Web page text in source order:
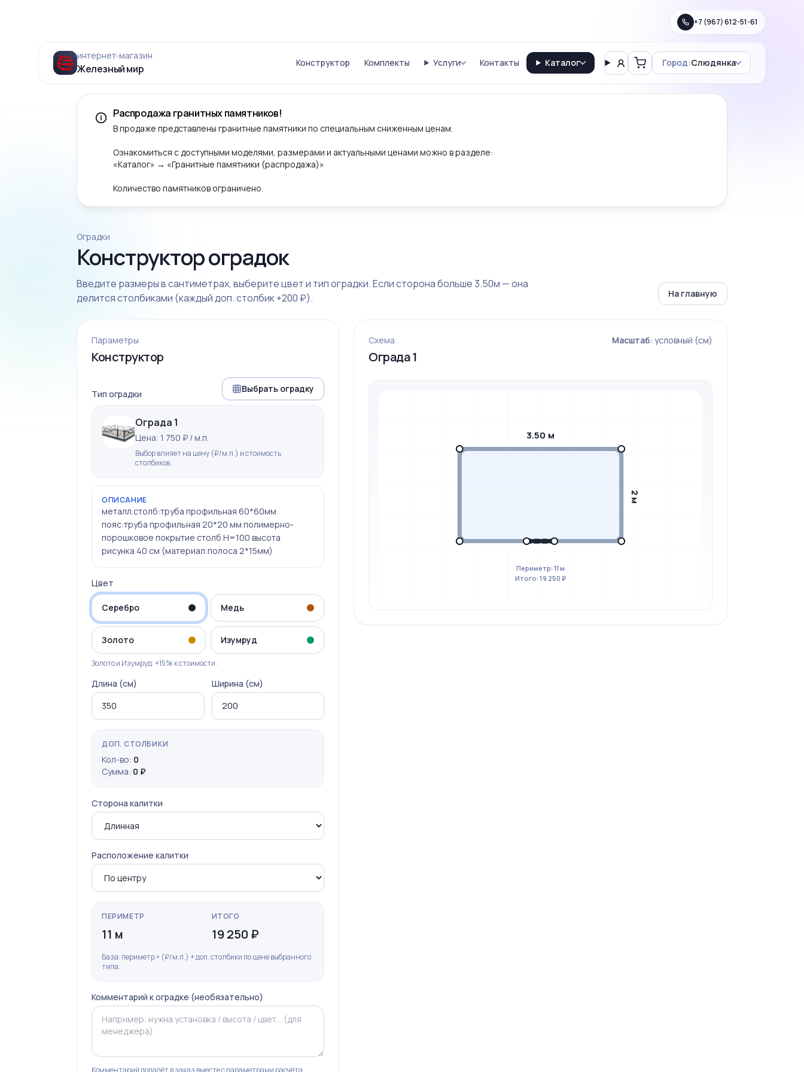
+7 (967) 612-51-61
интернет‑магазин
Железный мир Конструктор Комплекты Услуги Контакты Каталог ВходКорзинаГород:Слюдянка
Распродажа гранитных памятников!
В продаже представлены гранитные памятники по специальным сниженным ценам.
Ознакомиться с доступными моделями, размерами и актуальными ценами можно в разделе:
«Каталог» → «Гранитные памятники (распродажа)»
Количество памятников ограничено.
Оградки
Конструктор оградок
Введите размеры в сантиметрах, выберите цвет и тип оградки. Если сторона больше 3.50м — она
делится столбиками (каждый доп. столбик +200 ₽).
На главную
Параметры
Конструктор
Тип оградки Выбрать оградку
Ограда 1
Цена: 1 750 ₽ / м.п.
Выбор влияет на цену (₽/м.п.) и стоимость
столбиков.
ОПИСАНИЕ
металл.столб:труба профильная 60*60мм
пояс:труба профильная 20*20 мм полимерно-
порошковое покрытие столб Н=100 высота
рисунка 40 см (материал:полоса 2*15мм)
Цвет
Серебро Медь
Золото Изумруд
Золото и Изумруд: +15% к стоимости.
Длина (см) Ширина (см)
ДОП. СТОЛБИКИ
Кол-во: 0
Сумма: 0 ₽
Сторона калитки
Расположение калитки
ПЕРИМЕТР
11 м
ИТОГО
19 250 ₽
База: периметр × (₽/м.п.) + доп. столбики по цене выбранного
типа.
Комментарий к оградке (необязательно)
Комментарий попадёт в заказ вместе с параметрами расчёта.
Схема
Ограда 1
Масштаб: условный (см)
3.50 м
2 м
Периметр: 11 м
Итого: 19 250 ₽